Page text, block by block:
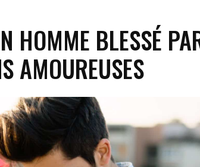
HOMME BLESSÉ
AMOUREUSES